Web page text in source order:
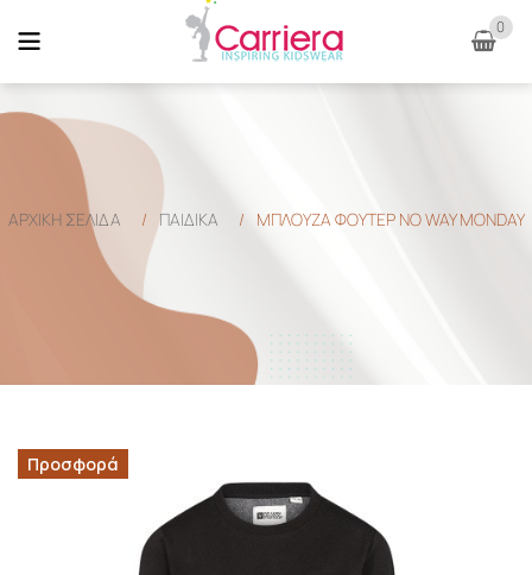
0
ΑΡΧΙΚΉ ΣΕΛΊΔΑ / ΠΑΙΔΙΚΑ / ΜΠΛΟΥΖΑ ΦΟΥΤΕΡ NO WAY MONDAY
Προσφορά